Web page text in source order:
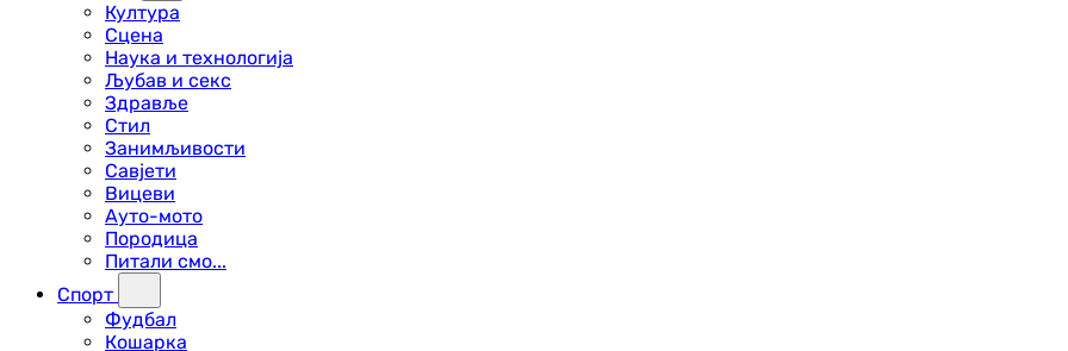
Култура
Сцена
Наука и технологија
Љубав и секс
Здравље
Стил
Занимљивости
Савјети
Вицеви
Ауто-мото
Породица
Питали смо...
Спорт
Фудбал
Кошарка